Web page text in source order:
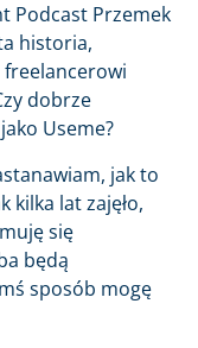
Podcast Przemek
historia,
dobrze
Useme?
jak to
kilka lat zajęło,
się
będą
sposób mogę